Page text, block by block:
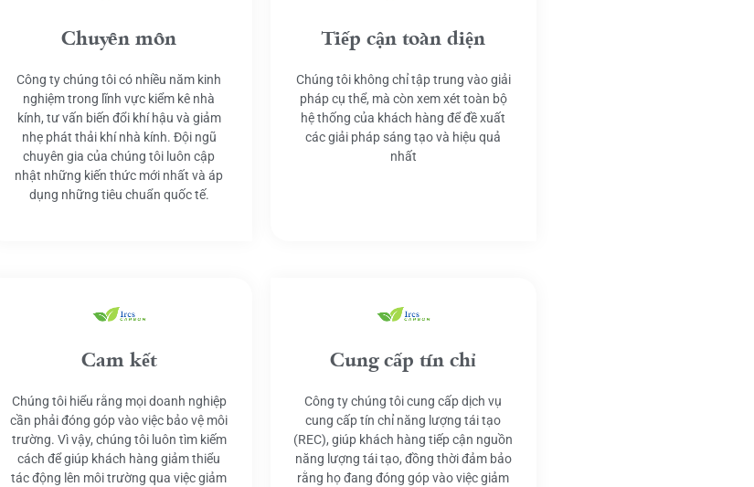
Chuyên môn
Công ty chúng tôi có nhiều năm kinh
nghiệm trong lĩnh vực kiểm kê nhà
kính, tư vấn biến đổi khí hậu và giảm
nhẹ phát thải khí nhà kính. Đội ngũ
chuyên gia của chúng tôi luôn cập
nhật những kiến thức mới nhất và áp
dụng những tiêu chuẩn quốc tế.
Tiếp cận toàn diện
Chúng tôi không chỉ tập trung vào giải
pháp cụ thể, mà còn xem xét toàn bộ
hệ thống của khách hàng để đề xuất
các giải pháp sáng tạo và hiệu quả
nhất
Cam kết
Chúng tôi hiểu rằng mọi doanh nghiệp
cần phải đóng góp vào việc bảo vệ môi
trường. Vì vậy, chúng tôi luôn tìm kiếm
cách để giúp khách hàng giảm thiểu
tác động lên môi trường qua việc giảm
Cung cấp tín chỉ
Công ty chúng tôi cung cấp dịch vụ
cung cấp tín chỉ năng lượng tái tạo
(REC), giúp khách hàng tiếp cận nguồn
năng lượng tái tạo, đồng thời đảm bảo
rằng họ đang đóng góp vào việc giảm